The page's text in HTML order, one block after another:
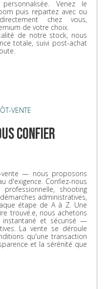
Venez le
puis repartez avec ou
chez vous,
de votre choix.
de notre stock, nous
totale, suivi post-achat
VENTE
confier
— nous proposons
d'exigence. Confiez-nous
shooting
administratives,
étape de A à Z. Une
trouvé.e, nous achetons
instantané et sécurisé —
La vente se déroule
qu'une transaction
et la sérénité que